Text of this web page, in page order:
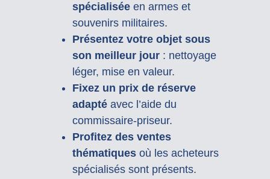
spécialiséeen armes et
souvenirs militaires.
Présentez votre objet sous
son meilleur jour: nettoyage
léger, mise en valeur.
Fixez un prix de réserve
adaptéavec l’aide du
commissaire-priseur.
Profitez des ventes
thématiquesoù les acheteurs
spécialisés sont présents.